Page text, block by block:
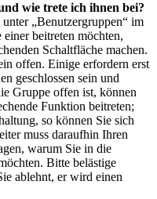
wie trete ich ihnen bei?
„Benutzergruppen“ im
beitreten möchten,
Schaltfläche machen.
offen. Einige erfordern erst
geschlossen sein und
Gruppe offen ist, können
Funktion beitreten;
so können Sie sich
muss daraufhin Ihren
warum Sie in die
Bitte belästige
ablehnt, er wird einen